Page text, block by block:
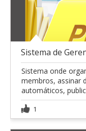
Sistema onde
membros, assinar
automáticos,
1